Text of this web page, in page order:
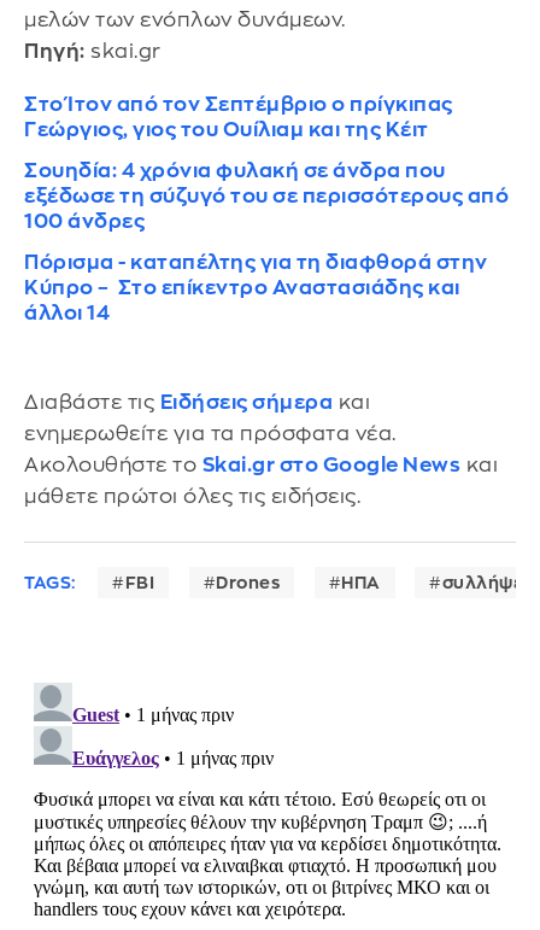
μελών των ενόπλων δυνάμεων.
Πηγή: skai.gr
Στο Ίτον από τον Σεπτέμβριο ο πρίγκιπας
Γεώργιος, γιος του Ουίλιαμ και της Κέιτ
Σουηδία: 4 χρόνια φυλακή σε άνδρα που
εξέδωσε τη σύζυγό του σε περισσότερους από
100 άνδρες
Πόρισμα - καταπέλτης για τη διαφθορά στην
Κύπρο – Στο επίκεντρο Αναστασιάδης και
άλλοι 14
Διαβάστε τις Ειδήσεις σήμερα και
ενημερωθείτε για τα πρόσφατα νέα.
Ακολουθήστε το Skai.gr στο Google News και
μάθετε πρώτοι όλες τις ειδήσεις.
TAGS: FBI Drones ΗΠΑ συλλήψεις